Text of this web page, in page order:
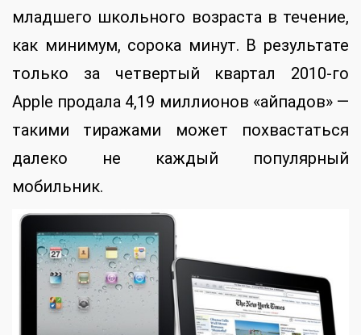
младшего школьного возраста в течение,
как минимум, сорока минут. В результате
только за четвертый квартал 2010-го
Apple продала 4,19 миллионов «айпадов» —
такими тиражами может похвастаться
далеко не каждый популярный
мобильник.